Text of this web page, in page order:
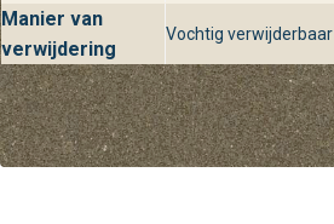
Manier van
verwijdering
Vochtig verwijderbaar